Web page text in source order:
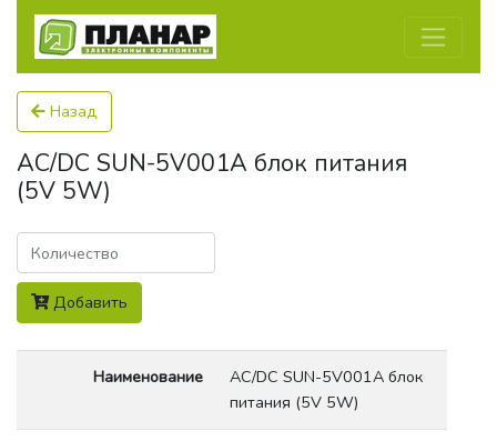
Назад
AC/DC SUN-5V001A блок питания
(5V 5W)
Количество
Добавить
Наименование
AC/DC SUN-5V001A блок
питания (5V 5W)